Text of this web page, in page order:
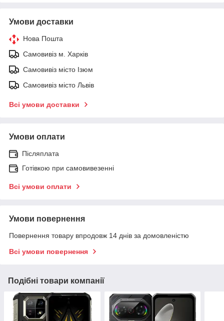
Умови доставки
Нова Пошта
Самовивіз м. Харків
Самовивіз місто Ізюм
Самовивіз місто Львів
Всі умови доставки
Умови оплати
Післяплата
Готівкою при самовивезенні
Всі умови оплати
Умови повернення
Повернення товару впродовж 14 днів за домовленістю
Всі умови повернення
Подібні товари компанії